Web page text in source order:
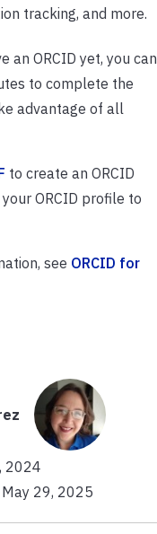
tracking, and more.
an ORCID yet, you can
to complete the
advantage of all
to create an ORCID
ORCID profile to
see ORCID for
2024
May 29, 2025